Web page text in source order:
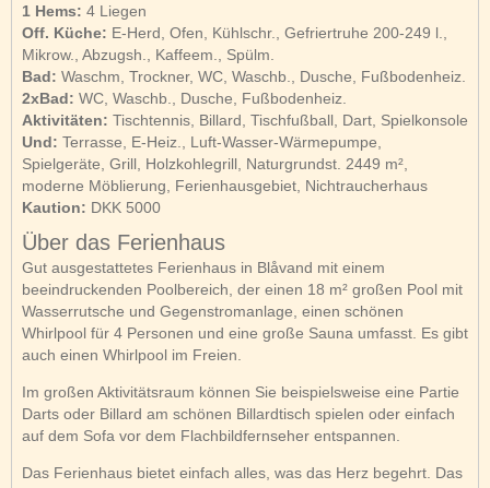
1 Hems: 4 Liegen
Off. Küche: E-Herd, Ofen, Kühlschr., Gefriertruhe 200-249 l.,
Mikrow., Abzugsh., Kaffeem., Spülm.
Bad: Waschm, Trockner, WC, Waschb., Dusche, Fußbodenheiz.
2xBad: WC, Waschb., Dusche, Fußbodenheiz.
Aktivitäten: Tischtennis, Billard, Tischfußball, Dart, Spielkonsole
Und: Terrasse, E-Heiz., Luft-Wasser-Wärmepumpe,
Spielgeräte, Grill, Holzkohlegrill, Naturgrundst. 2449 m²,
moderne Möblierung, Ferienhausgebiet, Nichtraucherhaus
Kaution: DKK 5000
Über das Ferienhaus
Gut ausgestattetes Ferienhaus in Blåvand mit einem
beeindruckenden Poolbereich, der einen 18 m² großen Pool mit
Wasserrutsche und Gegenstromanlage, einen schönen
Whirlpool für 4 Personen und eine große Sauna umfasst. Es gibt
auch einen Whirlpool im Freien.
Im großen Aktivitätsraum können Sie beispielsweise eine Partie
Darts oder Billard am schönen Billardtisch spielen oder einfach
auf dem Sofa vor dem Flachbildfernseher entspannen.
Das Ferienhaus bietet einfach alles, was das Herz begehrt. Das